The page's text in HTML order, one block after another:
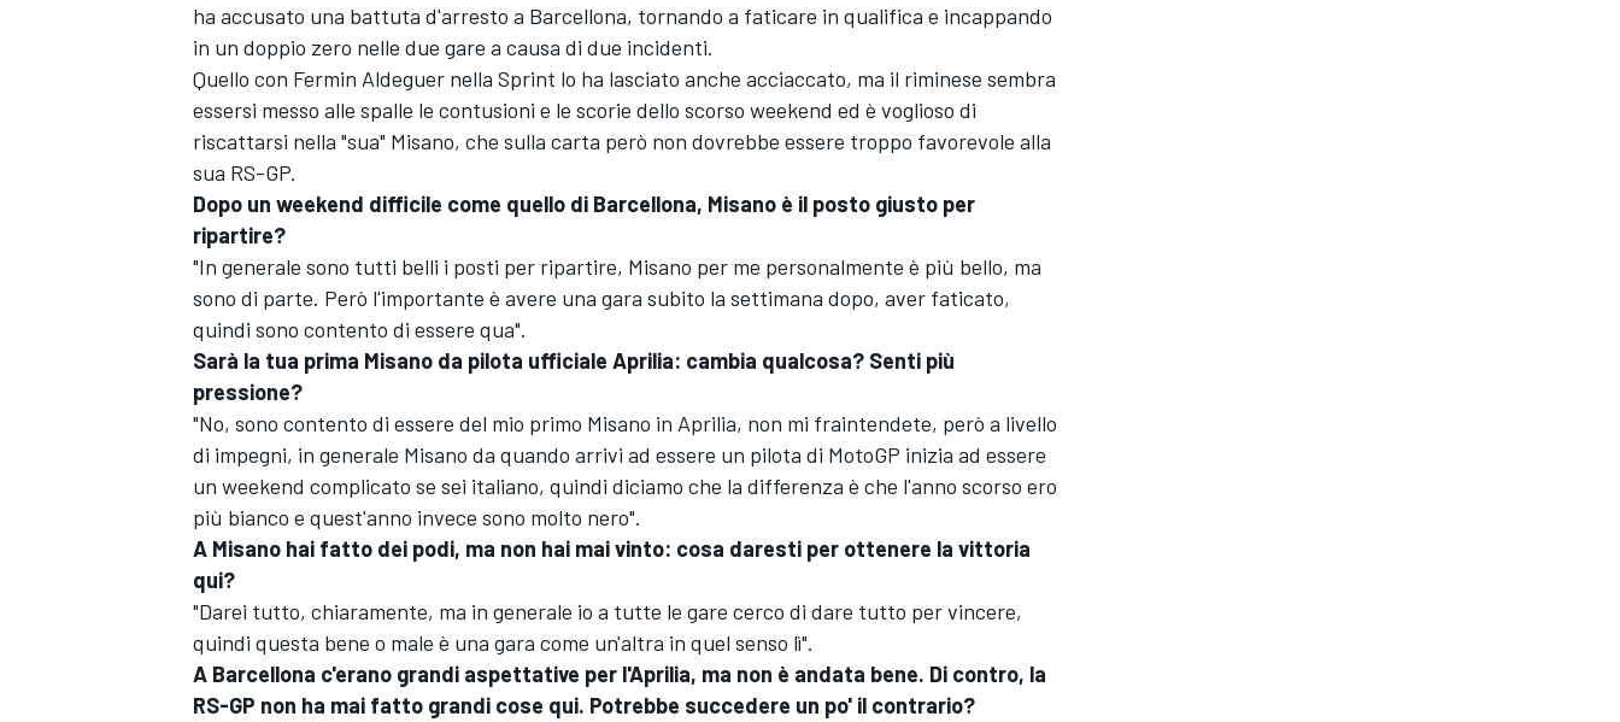
ha accusato una battuta d'arresto a Barcellona, tornando a faticare in qualifica e incappando
in un doppio zero nelle due gare a causa di due incidenti.
Quello con Fermin Aldeguer nella Sprint lo ha lasciato anche acciaccato, ma il riminese sembra
essersi messo alle spalle le contusioni e le scorie dello scorso weekend ed è voglioso di
riscattarsi nella "sua" Misano, che sulla carta però non dovrebbe essere troppo favorevole alla
sua RS-GP.
Dopo un weekend difficile come quello di Barcellona, Misano è il posto giusto per
ripartire?
"In generale sono tutti belli i posti per ripartire, Misano per me personalmente è più bello, ma
sono di parte. Però l'importante è avere una gara subito la settimana dopo, aver faticato,
quindi sono contento di essere qua".
Sarà la tua prima Misano da pilota ufficiale Aprilia: cambia qualcosa? Senti più
pressione?
"No, sono contento di essere del mio primo Misano in Aprilia, non mi fraintendete, però a livello
di impegni, in generale Misano da quando arrivi ad essere un pilota di MotoGP inizia ad essere
un weekend complicato se sei italiano, quindi diciamo che la differenza è che l'anno scorso ero
più bianco e quest'anno invece sono molto nero".
A Misano hai fatto dei podi, ma non hai mai vinto: cosa daresti per ottenere la vittoria
qui?
"Darei tutto, chiaramente, ma in generale io a tutte le gare cerco di dare tutto per vincere,
quindi questa bene o male è una gara come un'altra in quel senso lì".
A Barcellona c'erano grandi aspettative per l'Aprilia, ma non è andata bene. Di contro, la
RS-GP non ha mai fatto grandi cose qui. Potrebbe succedere un po' il contrario?